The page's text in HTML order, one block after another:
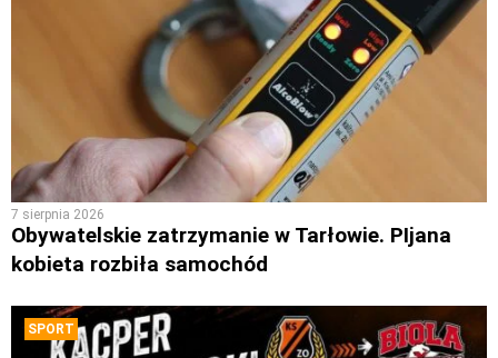
7 sierpnia 2026
Obywatelskie zatrzymanie w Tarłowie. PIjana
kobieta rozbiła samochód
SPORT